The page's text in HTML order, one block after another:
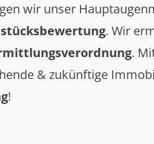
wir unser
. Wir
.
& zukünftige
!